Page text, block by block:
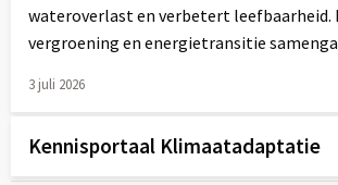
wateroverlast en verbetert leefbaarheid.
vergroening en energietransitie
3 juli 2026
over
Kennisportaal Klimaatadaptatie